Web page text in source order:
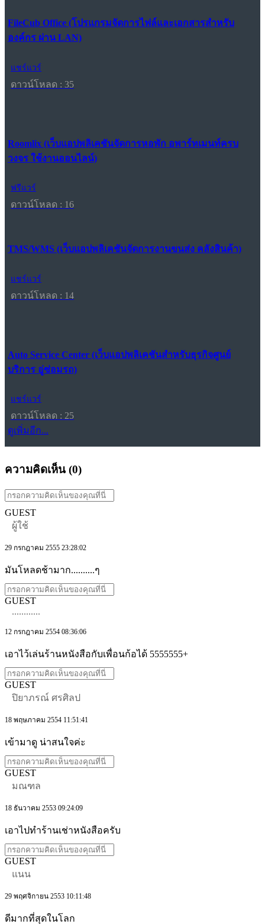
FileCub Office (โปรแกรมจัดการไฟล์และเอกสารสำหรับ
องค์กร ผ่าน LAN)
แชร์แวร์
ดาวน์โหลด : 35
Roomlix (เว็บแอปพลิเคชันจัดการหอพัก อพาร์ทเมนท์ครบ
วงจร ใช้งานออนไลน์)
ฟรีแวร์
ดาวน์โหลด : 16
TMS/WMS (เว็บแอปพลิเคชันจัดการงานขนส่ง คลังสินค้า)
แชร์แวร์
ดาวน์โหลด : 14
Auto Service Center (เว็บแอปพลิเคชันสำหรับธุรกิจศูนย์
บริการ อู่ซ่อมรถ)
แชร์แวร์
ดาวน์โหลด : 25
ดูเพิ่มอีก...
ความคิดเห็น (0)
GUEST
ผู้ใช้
29 กรกฎาคม 2555 23:28:02
มันโหลดช้ามาก..........ๆ
GUEST
............
12 กรกฎาคม 2554 08:36:06
เอาไว้เล่นร้านหนังสือกับเพื่อนก้อได้ 5555555+
GUEST
ปิยาภรณ์ ศรศิลป
18 พฤษภาคม 2554 11:51:41
เข้ามาดู น่าสนใจค่ะ
GUEST
มณฑล
18 ธันวาคม 2553 09:24:09
เอาไปทำร้านเช่าหนังสือครับ
GUEST
แนน
29 พฤศจิกายน 2553 10:11:48
ดีมากที่สุดในโลก